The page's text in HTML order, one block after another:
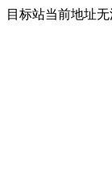
目标站当前地址